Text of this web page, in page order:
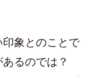
象とのことで
あるのでは？